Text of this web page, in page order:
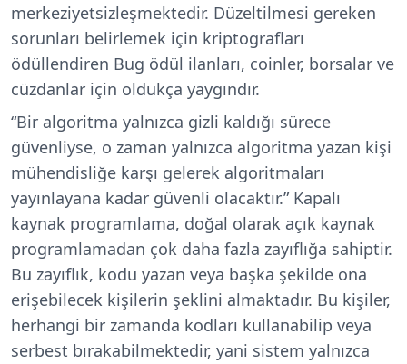
merkeziyetsizleşmektedir. Düzeltilmesi gereken
sorunları belirlemek için kriptografları
ödüllendiren Bug ödül ilanları, coinler, borsalar ve
cüzdanlar için oldukça yaygındır.
“Bir algoritma yalnızca gizli kaldığı sürece
güvenliyse, o zaman yalnızca algoritma yazan kişi
mühendisliğe karşı gelerek algoritmaları
yayınlayana kadar güvenli olacaktır.” Kapalı
kaynak programlama, doğal olarak açık kaynak
programlamadan çok daha fazla zayıflığa sahiptir.
Bu zayıflık, kodu yazan veya başka şekilde ona
erişebilecek kişilerin şeklini almaktadır. Bu kişiler,
herhangi bir zamanda kodları kullanabilip veya
serbest bırakabilmektedir, yani sistem yalnızca